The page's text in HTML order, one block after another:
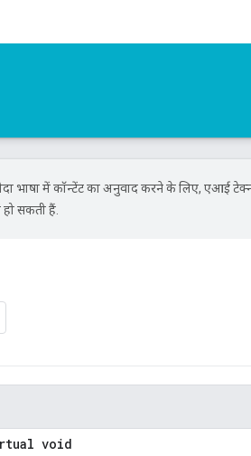
भाषा में कॉन्टेंट का अनुवाद करने के लिए, एआई
सकती हैं.
void